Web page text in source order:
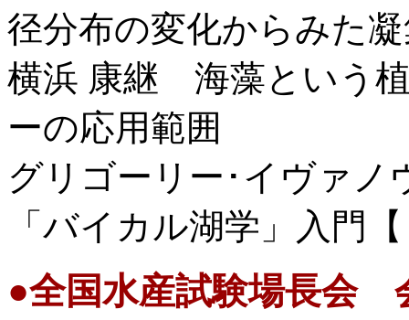
径分布の変化からみた
横浜 康継 海藻という
ーの応用範囲
グリゴーリー･イヴァ
「バイカル湖学」入門
●全国水産試験場長会